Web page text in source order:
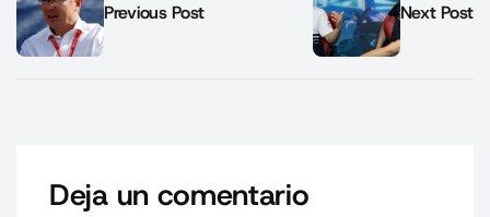
Previous Post Next Post
Deja un comentario